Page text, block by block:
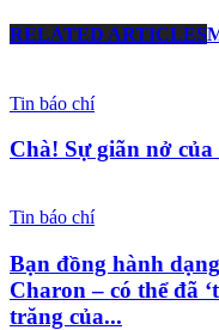
RELATED ARTICLES
Tin báo chí
Chà! Sự giãn nở
Tin báo chí
Bạn đồng hành
Charon – có thể đã
trăng của...